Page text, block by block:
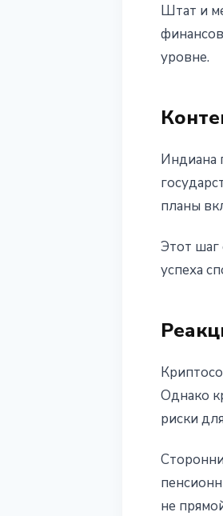
Штат и
уровне.
Индиана
планы
Этот шаг
успеха
Однако
риски
не